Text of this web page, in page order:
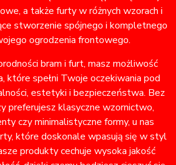
a także furty w różnych wzorach i
stworzenie spójnego i kompletnego
ogrodzenia frontowego.
bram i furt, masz możliwość
które spełni Twoje oczekiwania pod
estetyki i bezpieczeństwa. Bez
preferujesz klasyczne wzornictwo,
czy minimalistyczne formy, u nas
które doskonale wpasują się w styl
produkty cechuje wysoka jakość